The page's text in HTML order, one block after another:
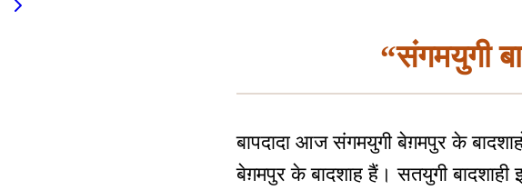
“संगमयुगी
बापदादा आज संगमयुगी बेग़मपुर के
बेग़मपुर के बादशाह हैं। सतयुगी